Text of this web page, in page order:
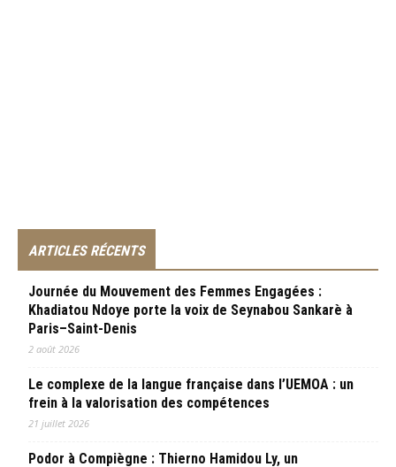
ARTICLES RÉCENTS
Journée du Mouvement des Femmes Engagées :
Khadiatou Ndoye porte la voix de Seynabou Sankarè à
Paris–Saint-Denis
2 août 2026
Le complexe de la langue française dans l’UEMOA : un
frein à la valorisation des compétences
21 juillet 2026
Podor à Compiègne : Thierno Hamidou Ly, un